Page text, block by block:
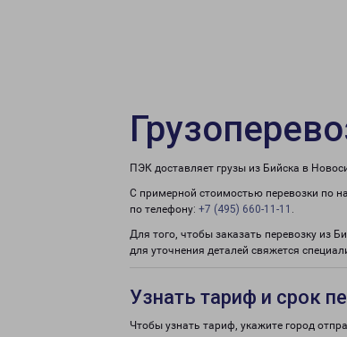
ПЭК доставляет грузы из Бийска в
С примерной стоимостью перевозки по
по телефону: +7 (495) 660-11-11 .
Для того, чтобы заказать перевозку из
для уточнения деталей свяжется
Узнать тариф и срок
Чтобы узнать тариф, укажите город